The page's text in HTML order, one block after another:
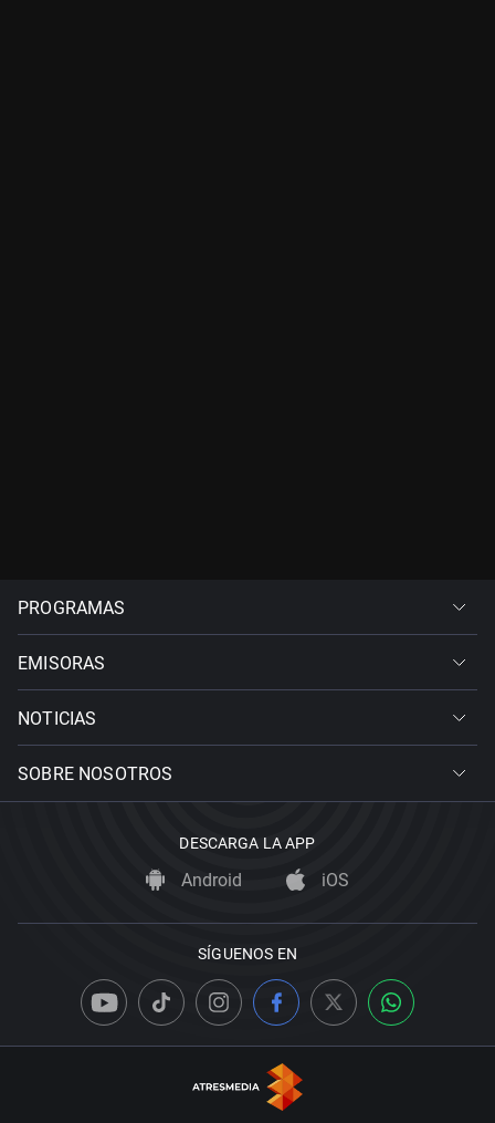
PROGRAMAS
EMISORAS
NOTICIAS
SOBRE NOSOTROS
DESCARGA LA APP
Android iOS
SÍGUENOS EN